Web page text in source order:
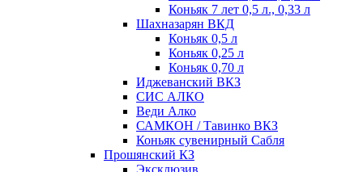
Коньяк 7 лет 0,5 л., 0,33 л
Шахназарян ВКД
Коньяк 0,5 л
Коньяк 0,25 л
Коньяк 0,70 л
Иджеванский ВКЗ
СИС АЛКО
Веди Алко
САМКОН / Тавинко ВКЗ
Коньяк сувенирный Сабля
Прошянский КЗ
Эксклюзив